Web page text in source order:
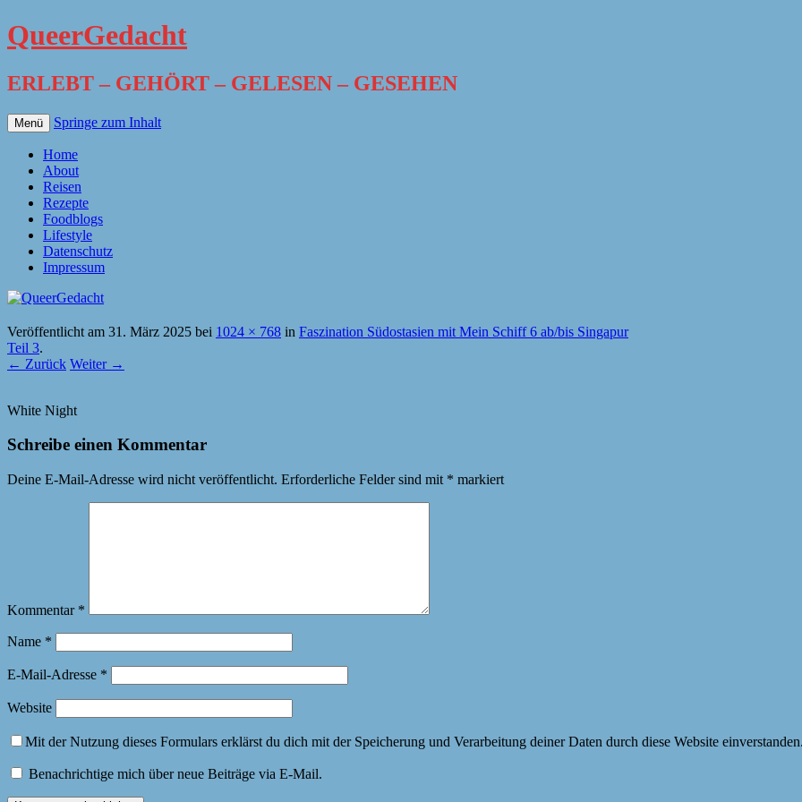
QueerGedacht
ERLEBT – GEHÖRT – GELESEN – GESEHEN
Menü Springe zum Inhalt
Home
About
Reisen
Rezepte
Foodblogs
Lifestyle
Datenschutz
Impressum
Veröffentlicht am 31. März 2025 bei 1024 × 768 in Faszination Südostasien mit Mein Schiff 6 ab/bis Singapur
Teil 3.
← Zurück Weiter →
White Night
Schreibe einen Kommentar
Deine E-Mail-Adresse wird nicht veröffentlicht. Erforderliche Felder sind mit * markiert
Kommentar *
Name *
E-Mail-Adresse *
Website
Mit der Nutzung dieses Formulars erklärst du dich mit der Speicherung und Verarbeitung deiner Daten durch diese Website
Benachrichtige mich über neue Beiträge via E-Mail.